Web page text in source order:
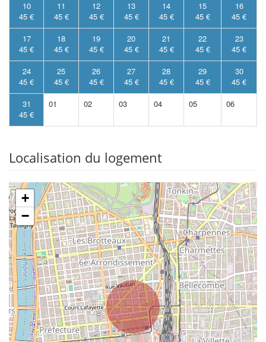
10
45 €
11
45 €
12
45 €
13
45 €
14
45 €
15
45 €
16
45 €
17
45 €
18
45 €
19
45 €
20
45 €
21
45 €
22
45 €
23
45 €
24
45 €
25
45 €
26
45 €
27
45 €
28
45 €
29
45 €
30
45 €
31
45 €
01 02 03 04 05 06
Localisation du logement
+
−